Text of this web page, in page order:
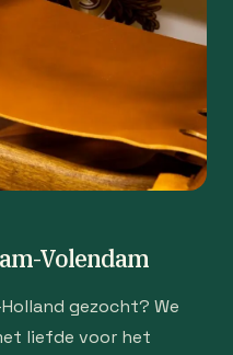
Volendam
gezocht? We
liefde voor het